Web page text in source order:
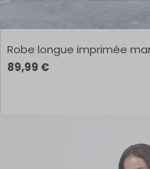
Robe longue imprimée
89,99 €